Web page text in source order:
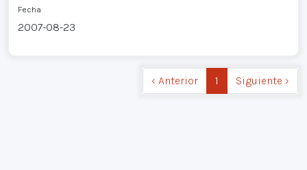
Fecha
2007-08-23
‹ Anterior 1 Siguiente ›